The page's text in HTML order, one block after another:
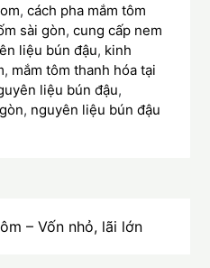
,cách pha mắm tôm
sài gòn,cung cấp nem
liệu bún đậu, kinh
, mắm tôm thanh hóa tại
liệu bún đậu,
, nguyên liệu bún đậu
– Vốn nhỏ, lãi lớn